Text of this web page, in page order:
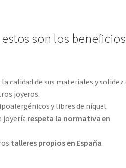
son los beneficios
la calidad de sus materiales y solidez
joyeros.
y libres de níquel.
joyería respeta la normativa en
talleres propiosen España.